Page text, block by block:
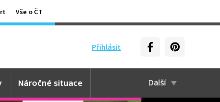
Vše o ČT
Přihlásit
Náročné situace Další